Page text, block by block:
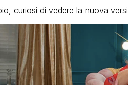
curiosi di vedere la nuova